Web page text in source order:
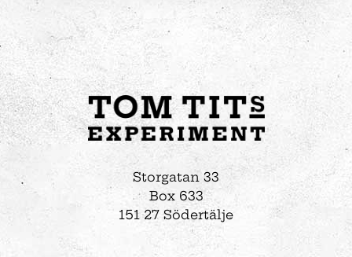
Storgatan 33
Box 633
151 27 Södertälje